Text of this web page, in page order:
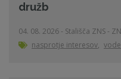
družb
04. 08. 2026 - Stališča ZNS -
nasprotje interesov,